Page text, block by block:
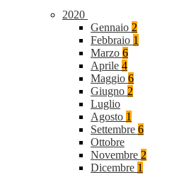
2020
Gennaio 2
Febbraio 1
Marzo 6
Aprile 4
Maggio 6
Giugno 2
Luglio
Agosto 1
Settembre 6
Ottobre
Novembre 2
Dicembre 1